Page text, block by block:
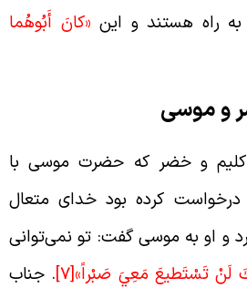
راه هستند و این«كانَ أَبُوهُما
و موسی
و خضر که حضرت موسی با
کرده بود خدای متعال
او به موسی گفت: تو نمی‌توانی
لَنْ تَسْتَطيعَ مَعِيَ صَبْراً»[7] . جناب